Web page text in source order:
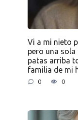
Vi a mi nieto
pero una sola
patas arriba
familia de mi
0 0